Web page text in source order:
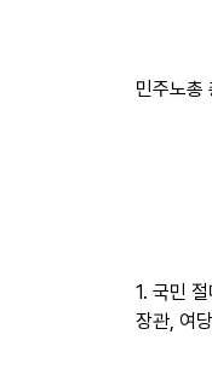
민주노총
1. 국민
장관, 여